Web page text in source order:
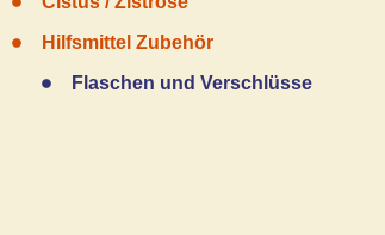
Hilfsmittel Zubehör
Flaschen und Verschlüsse